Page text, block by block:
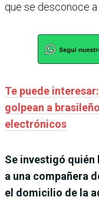
que se desconoce
Te puede
golpean a
electrónicos
Se investigó
a una compañera
el domicilio de la